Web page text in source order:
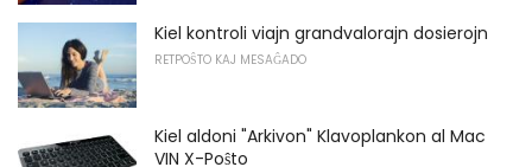
Kiel kontroli viajn grandvalorajn dosierojn
RETPOŜTO KAJ MESAĜADO
Kiel aldoni "Arkivon" Klavoplankon al Mac
VIN X-Poŝto